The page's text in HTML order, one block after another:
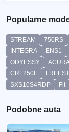
Popularne
STREAM 750RS
INTEGRA
ENS1
ODYESSY
CRF250L
SXS10S4RDP
Fit
Podobne auta